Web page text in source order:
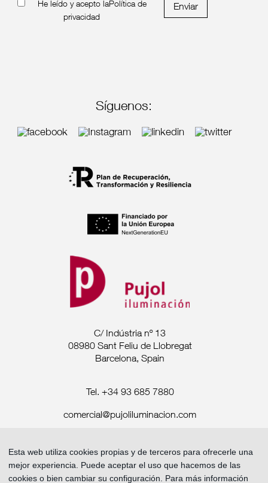
He leído y acepto laPolítica de
privacidad
Enviar
Síguenos:
C/ Indústria nº 13
08980 Sant Feliu de Llobregat
Barcelona, Spain
Tel. +34 93 685 7880
comercial@pujoliluminacion.com
Política de privacidad ·
Política de Cookies
Esta web utiliza cookies propias y de terceros para ofrecerle una
mejor experiencia. Puede aceptar el uso que hacemos de las
cookies o bien cambiar su configuración. Para más información